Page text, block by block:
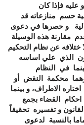
عليه فإذا كان
حسم منازعاته قد
و حصرها في دعوى
مقارنة هذه الوسيلة
عن نظام التحكيم
الذي علي اساسه
في النظام
محكمة النقض أو
الاطراف، و بينما
القضاء بجمع
و تفسيره تحقيقاً
بالنسبة لدعوى